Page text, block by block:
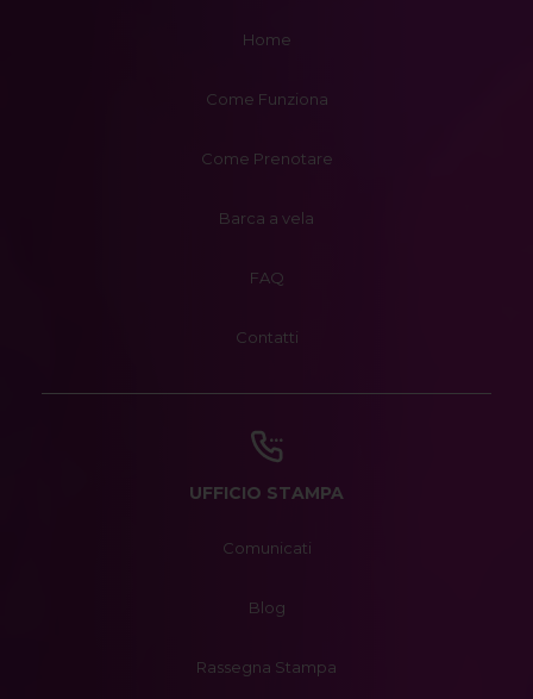
Home
Come Funziona
Come Prenotare
Barca a vela
FAQ
Contatti
UFFICIO STAMPA
Comunicati
Blog
Rassegna Stampa